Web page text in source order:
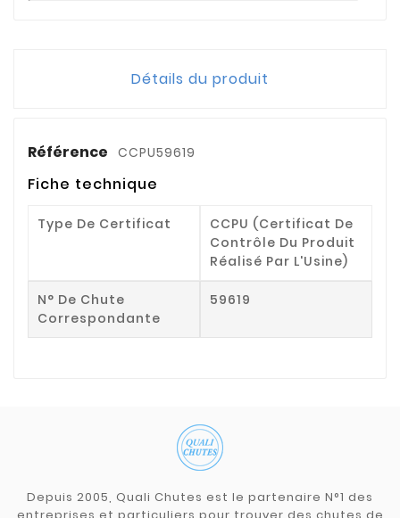
Détails du produit
Référence CCPU59619
Fiche technique
Type De Certificat
CCPU (Certificat De
Contrôle Du Produit
Réalisé Par L'Usine)
N° De Chute
Correspondante
59619
Depuis 2005, Quali Chutes est le partenaire N°1 des
entreprises et particuliers pour trouver des chutes de